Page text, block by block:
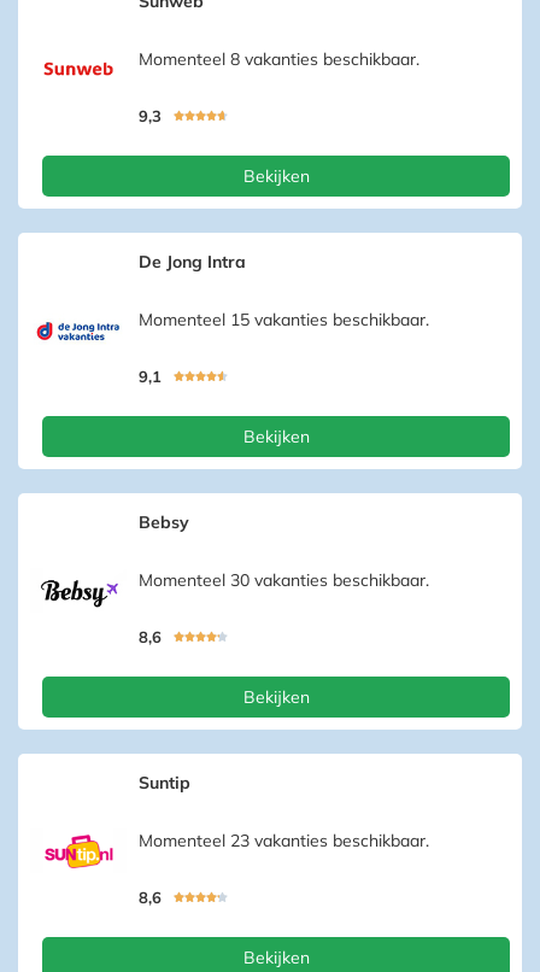
Momenteel 8 vakanties beschikbaar.
9,3 
Bekijken
De Jong Intra
Momenteel 15 vakanties beschikbaar.
9,1 
Bekijken
Bebsy
Momenteel 30 vakanties beschikbaar.
8,6 
Bekijken
Suntip
Momenteel 23 vakanties beschikbaar.
8,6 
Bekijken